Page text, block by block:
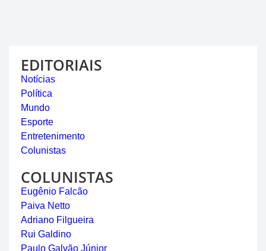
EDITORIAIS
Notícias
Política
Mundo
Esporte
Entretenimento
Colunistas
COLUNISTAS
Eugênio Falcão
Paiva Netto
Adriano Filgueira
Rui Galdino
Paulo Galvão Júnior